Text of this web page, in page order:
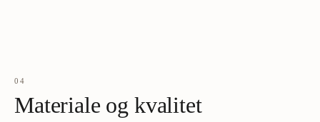
04
Materiale og kvalitet